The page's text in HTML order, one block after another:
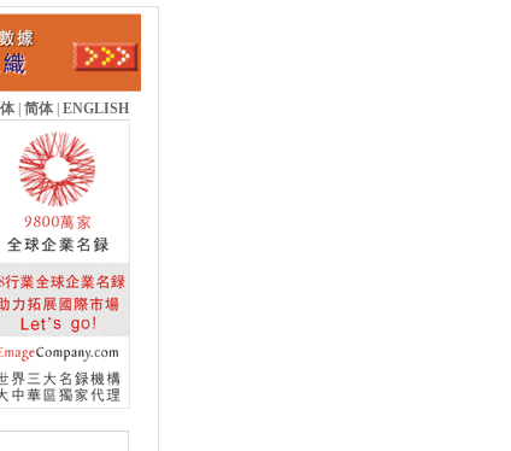
简体 ENGLISH